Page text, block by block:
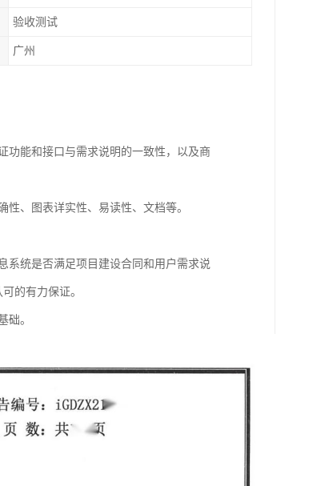
验收测试
广州
功能和接口与需求说明的一致性，以及商
、图表详实性、易读性、文档等。
系统是否满足项目建设合同和用户需求说
的有力保证。
础。